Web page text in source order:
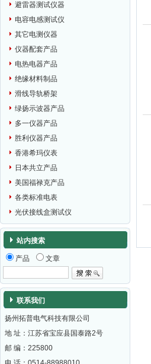
避雷器测试仪器
电容电感测试仪
其它电测仪器
仪器配套产品
电热电器产品
绝缘材料制品
滑线导轨桥架
绿扬示波器产品
多一仪器产品
胜利仪器产品
香港希玛仪表
日本共立产品
美国福禄克产品
各类标准电表
光伏接线盒测试仪
站内搜索
产品 文章
联系我们
扬州拓普电气科技有限公司
地 址：江苏省宝应县国泰路2号
邮 编： 225800